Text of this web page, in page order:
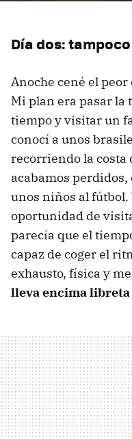
Día dos:
Anoche cené el
Mi plan era pasar la
tiempo y visitar un
conocí a unos
recorriendo la costa
acabamos
unos niños al
oportunidad de
parecía que el
capaz de coger el
exhausto, física y
lleva encima